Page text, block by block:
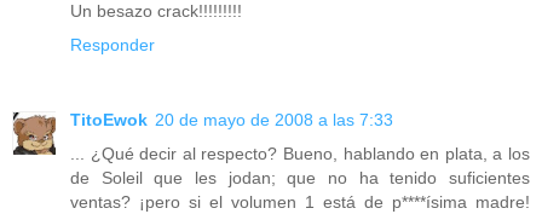
Un besazo crack!!!!!!!!!
Responder
TitoEwok 20 de mayo de 2008 a las 7:33
... ¿Qué decir al respecto? Bueno, hablando en plata, a los
de Soleil que les jodan; que no ha tenido suficientes
ventas? ¡pero si el volumen 1 está de p****ísima madre!